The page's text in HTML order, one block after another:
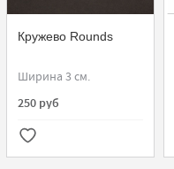
Кружево Rounds
Ширина 3 см.
250 руб